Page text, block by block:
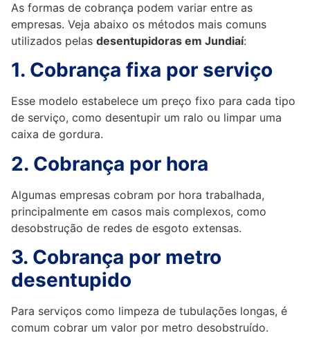
As formas de cobrança podem variar entre as
empresas. Veja abaixo os métodos mais comuns
utilizados pelas desentupidoras em Jundiaí:
1. Cobrança fixa por serviço
Esse modelo estabelece um preço fixo para cada tipo
de serviço, como desentupir um ralo ou limpar uma
caixa de gordura.
2. Cobrança por hora
Algumas empresas cobram por hora trabalhada,
principalmente em casos mais complexos, como
desobstrução de redes de esgoto extensas.
3. Cobrança por metro
desentupido
Para serviços como limpeza de tubulações longas, é
comum cobrar um valor por metro desobstruído.